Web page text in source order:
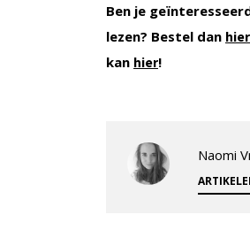
Ben je
lezen? Bestel dan hier
kan hier!
Naomi